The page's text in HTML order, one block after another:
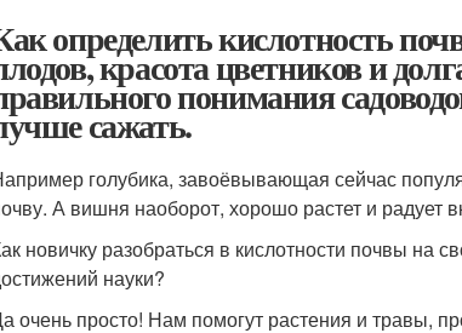
определить кислотность
красота цветников и
понимания
сажать.
голубика, завоёвывающая сейчас
А вишня наоборот, хорошо растет и
новичку разобраться в кислотности почвы на
науки?
очень просто! Нам помогут растения и травы,